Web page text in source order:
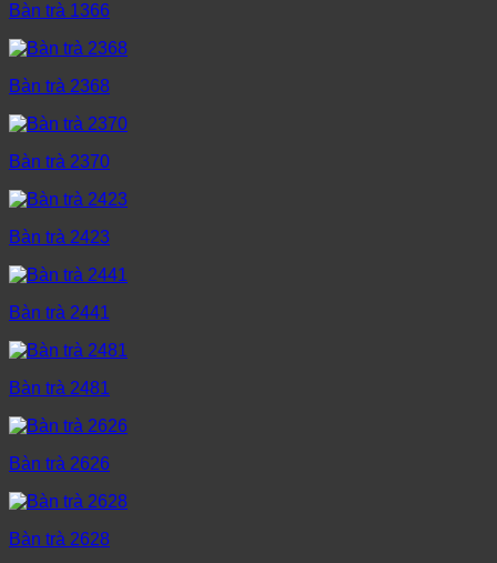
Bàn trà 1366
Bàn trà 2368
Bàn trà 2370
Bàn trà 2423
Bàn trà 2441
Bàn trà 2481
Bàn trà 2626
Bàn trà 2628